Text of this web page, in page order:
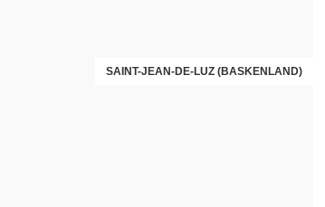
SAINT-JEAN-DE-LUZ (BASKENLAND)
MAULÉON-LICHARRE (BASKENLAND)